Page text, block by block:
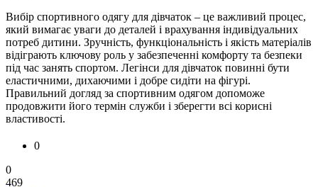
Вибір спортивного одягу для дівчаток – це важливий процес,
який вимагає уваги до деталей і врахування індивідуальних
потреб дитини. Зручність, функціональність і якість матеріалів
відіграють ключову роль у забезпеченні комфорту та безпеки
під час занять спортом. Легінси для дівчаток повинні бути
еластичними, дихаючими і добре сидіти на фігурі.
Правильний догляд за спортивним одягом допоможе
продовжити його термін служби і зберегти всі корисні
властивості.
0
0
469